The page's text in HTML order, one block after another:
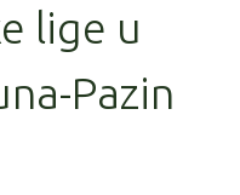
lige u
Pazin